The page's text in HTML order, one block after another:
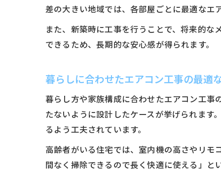
差の大きい地域では、各部屋ごとに最適なエ
また、新築時に工事を行うことで、将来的
できるため、長期的な安心感が得られます。
暮らしに合わせたエアコン工事の最適
暮らし方や家族構成に合わせたエアコン工
たないように設計したケースが挙げられます
るよう工夫されています。
高齢者がいる住宅では、室内機の高さやリモ
間なく掃除できるので長く快適に使える」と